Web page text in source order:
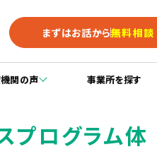
まずはお話から無料相談
関の声 事業所を探す
プログラム体